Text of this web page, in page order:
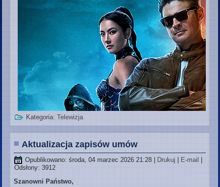
Kategoria:Telewizja
Aktualizacja zapisów umów
Opublikowano: środa, 04 marzec 2026 21:28 | Drukuj | E-mail |
Odsłony: 3912
Szanowni Państwo,